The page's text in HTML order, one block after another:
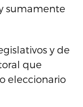
sumamente
y de
que
eleccionario